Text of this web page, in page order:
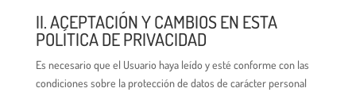
II. ACEPTACIÓN Y CAMBIOS EN ESTA
POLÍTICA DE PRIVACIDAD
Es necesario que el Usuario haya leído y esté conforme con las
condiciones sobre la protección de datos de carácter personal